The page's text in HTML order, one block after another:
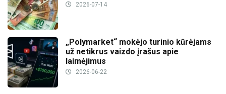
2026-07-14
„Polymarket“ mokėjo turinio kūrėjams
už netikrus vaizdo įrašus apie
laimėjimus
2026-06-22